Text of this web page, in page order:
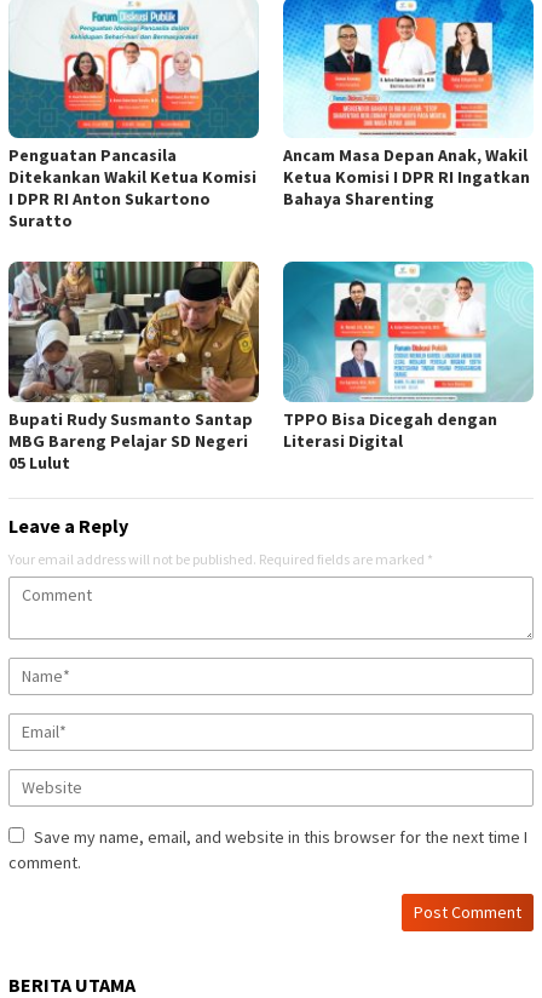
Penguatan Pancasila
Ditekankan Wakil Ketua Komisi
I DPR RI Anton Sukartono
Suratto
Ancam Masa Depan Anak, Wakil
Ketua Komisi I DPR RI Ingatkan
Bahaya Sharenting
Bupati Rudy Susmanto Santap
MBG Bareng Pelajar SD Negeri
05 Lulut
TPPO Bisa Dicegah dengan
Literasi Digital
Leave a Reply
Your email address will not be published. Required fields are marked *
Save my name, email, and website in this browser for the next time I
comment.
BERITA UTAMA